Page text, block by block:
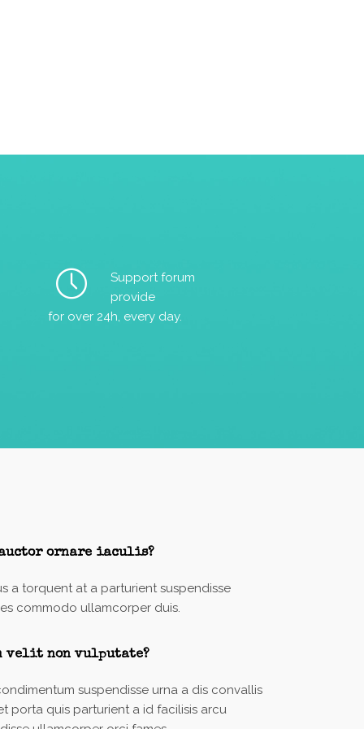
Support forum
provide
for over 24h, every day.
ornare iaculis?
a torquent at a parturient suspendisse
commodo ullamcorper duis.
velit non vulputate?
suspendisse urna a dis convallis
porta quis parturient a id facilisis arcu